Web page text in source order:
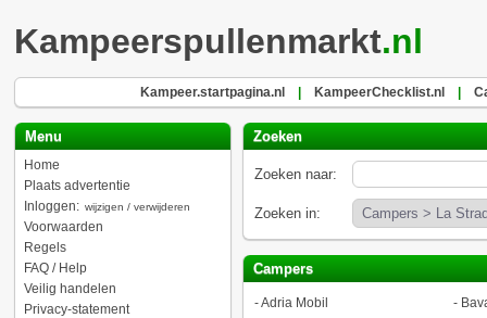
Kampeerspullenmarkt.nl
Kampeer.startpagina.nl KampeerChecklist.nl
Menu
Home
Plaats advertentie
Inloggen: wijzigen / verwijderen
Voorwaarden
Regels
FAQ / Help
Veilig handelen
Privacy-statement
Zoeken
Zoeken naar:
Zoeken in:
Campers
-Adria Mobil -